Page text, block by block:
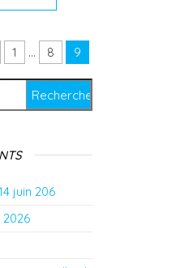
1 … 8 9
juin 206